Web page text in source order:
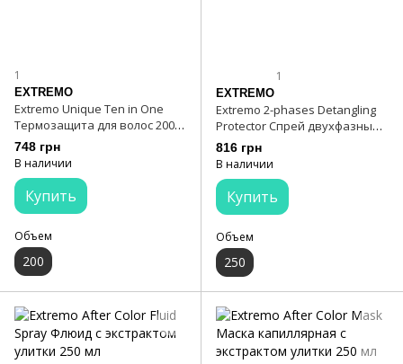
1
EXTREMO
Extremo Unique Ten in One
Термозащита для волос 200
мл
748 грн
В наличии
Купить
Объем
200
1
EXTREMO
Extremo 2-phases Detangling
Protector Спрей двухфазный
250 мл
816 грн
В наличии
Купить
Объем
250